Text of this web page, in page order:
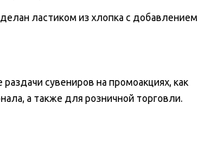
ластиком из хлопка с добавлением
сувениров на промоакциях, как
а также для розничной торговли.